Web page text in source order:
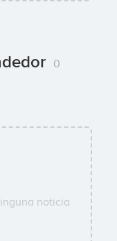
0
noticia